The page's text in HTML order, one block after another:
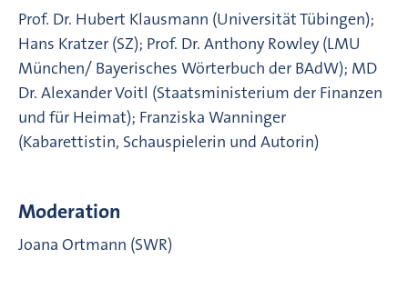
Prof. Dr. Hubert Klausmann (Universität Tübingen);
Hans Kratzer (SZ); Prof. Dr. Anthony Rowley (LMU
München/ Bayerisches Wörterbuch der BAdW); MD
Dr. Alexander Voitl (Staatsministerium der Finanzen
und für Heimat); Franziska Wanninger
(Kabarettistin, Schauspielerin und Autorin)
Moderation
Joana Ortmann (SWR)